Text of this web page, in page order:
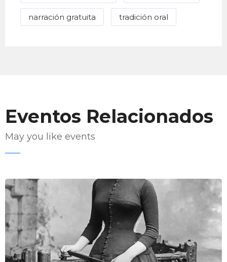
Enviar Correo
narración gratuita tradición oral
Eventos Relacionados
May you like events